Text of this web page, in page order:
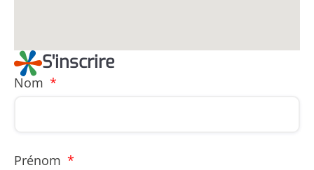
S'inscrire
Nom
Prénom